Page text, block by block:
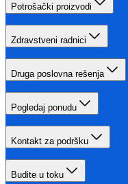
Potrošački proizvodi
Zdravstveni radnici
Druga poslovna rešenja
Pogledaj ponudu
Kontakt za podršku
Budite u toku